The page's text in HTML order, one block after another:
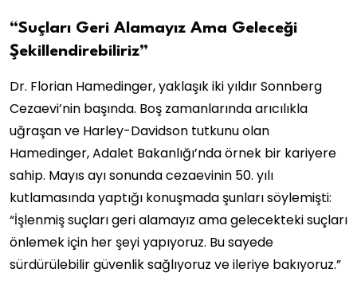
“Suçları Geri Alamayız Ama Geleceği
Şekillendirebiliriz”
Dr. Florian Hamedinger, yaklaşık iki yıldır Sonnberg
Cezaevi’nin başında. Boş zamanlarında arıcılıkla
uğraşan ve Harley-Davidson tutkunu olan
Hamedinger, Adalet Bakanlığı’nda örnek bir kariyere
sahip. Mayıs ayı sonunda cezaevinin 50. yılı
kutlamasında yaptığı konuşmada şunları söylemişti:
“İşlenmiş suçları geri alamayız ama gelecekteki suçları
önlemek için her şeyi yapıyoruz. Bu sayede
sürdürülebilir güvenlik sağlıyoruz ve ileriye bakıyoruz.”